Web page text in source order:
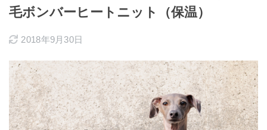
毛ボンバーヒートニット（保温）
2018年9月30日